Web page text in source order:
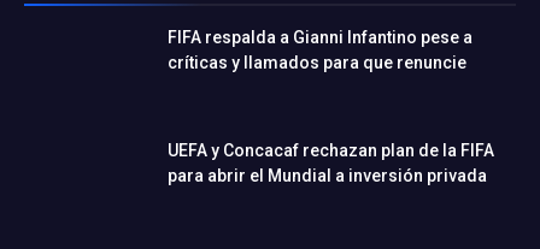
FIFA respalda a Gianni Infantino pese a
críticas y llamados para que renuncie
UEFA y Concacaf rechazan plan de la FIFA
para abrir el Mundial a inversión privada